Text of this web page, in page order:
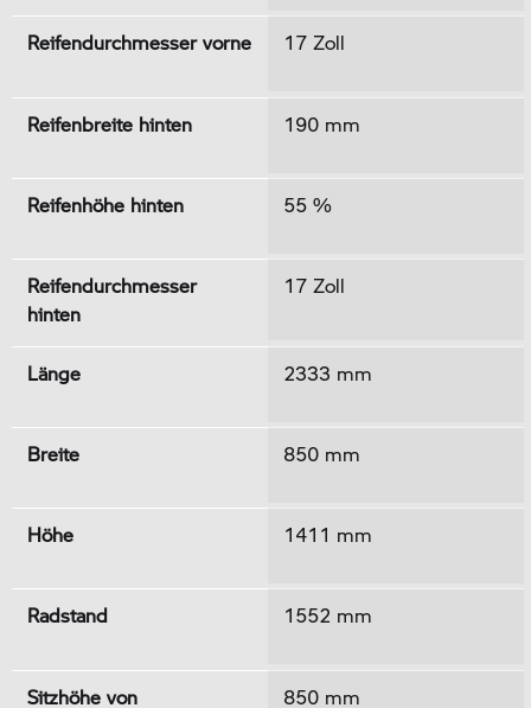
Reifendurchmesser vorne 17 Zoll
Reifenbreite hinten 190 mm
Reifenhöhe hinten 55 %
Reifendurchmesser
hinten
17 Zoll
Länge 2333 mm
Breite 850 mm
Höhe 1411 mm
Radstand 1552 mm
Sitzhöhe von 850 mm